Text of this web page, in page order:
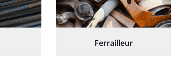
Ferrailleur